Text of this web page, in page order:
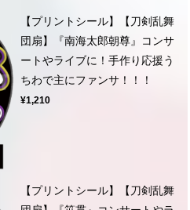
【プリントシール】【刀剣乱舞
団扇】『南海太郎朝尊』コンサ
ートやライブに！手作り応援う
ちわで主にファンサ！！！
¥1,210
【プリントシール】【刀剣乱舞